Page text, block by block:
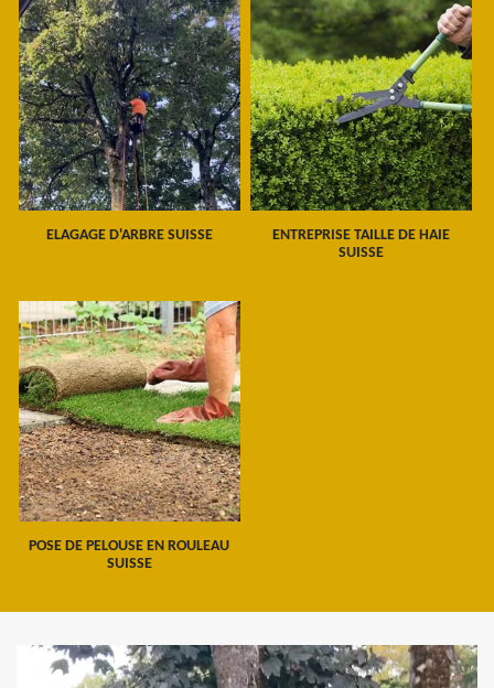
ELAGAGE D'ARBRE SUISSE
ENTREPRISE TAILLE DE HAIE
SUISSE
POSE DE PELOUSE EN ROULEAU
SUISSE